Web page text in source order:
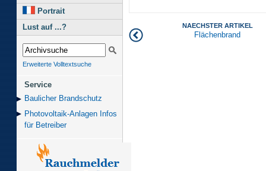
Portrait
Lust auf ...?
Erweiterte Volltextsuche
Service
Baulicher Brand­schutz
Photovoltaik-Anlagen Infos
für Betreiber
NAECHSTER ARTIKEL
Flächenbrand